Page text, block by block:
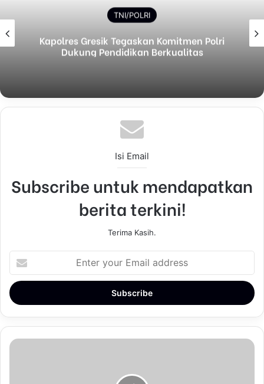
TNI/POLRI
Kapolres Gresik Tegaskan Komitmen Polri
Dukung Pendidikan Berkualitas
Isi Email
Subscribe untuk mendapatkan
berita terkini!
Terima Kasih.
e
y
u